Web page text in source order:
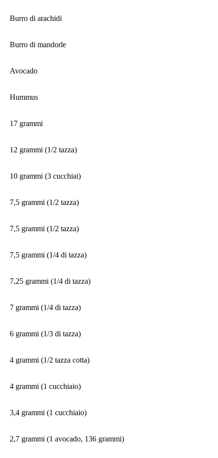
Burro di arachidi
Burro di mandorle
Avocado
Hummus
17 grammi
12 grammi (1/2 tazza)
10 grammi (3 cucchiai)
7,5 grammi (1/2 tazza)
7,5 grammi (1/2 tazza)
7,5 grammi (1/4 di tazza)
7,25 grammi (1/4 di tazza)
7 grammi (1/4 di tazza)
6 grammi (1/3 di tazza)
4 grammi (1/2 tazza cotta)
4 grammi (1 cucchiaio)
3,4 grammi (1 cucchiaio)
2,7 grammi (1 avocado, 136 grammi)